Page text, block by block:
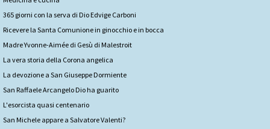
365 giorni con la serva di Dio Edvige Carboni
Ricevere la Santa Comunione in ginocchio e in bocca
Madre Yvonne-Aimée di Gesù di Malestroit
La vera storia della Corona angelica
La devozione a San Giuseppe Dormiente
San Raffaele Arcangelo Dio ha guarito
L'esorcista quasi centenario
San Michele appare a Salvatore Valenti?